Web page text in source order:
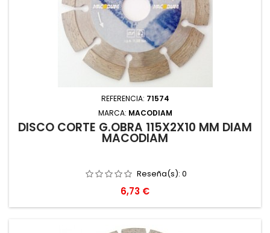
REFERENCIA: 71574
MARCA: MACODIAM
DISCO CORTE G.OBRA 115X2X10 MM DIAM
MACODIAM
Reseña(s): 0
Precio
6,73 €